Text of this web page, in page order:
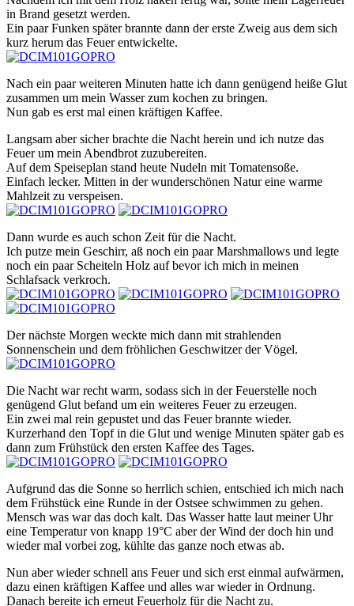
in Brand gesetzt werden.
Ein paar Funken später brannte dann der erste Zweig aus dem sich
kurz herum das Feuer entwickelte.
Nach ein paar weiteren Minuten hatte ich dann genügend heiße Glut
zusammen um mein Wasser zum kochen zu bringen.
Nun gab es erst mal einen kräftigen Kaffee.
Langsam aber sicher brachte die Nacht herein und ich nutze das
Feuer um mein Abendbrot zuzubereiten.
Auf dem Speiseplan stand heute Nudeln mit Tomatensoße.
Einfach lecker. Mitten in der wunderschönen Natur eine warme
Mahlzeit zu verspeisen.
Dann wurde es auch schon Zeit für die Nacht.
Ich putze mein Geschirr, aß noch ein paar Marshmallows und legte
noch ein paar Scheiteln Holz auf bevor ich mich in meinen
Schlafsack verkroch.
Der nächste Morgen weckte mich dann mit strahlenden
Sonnenschein und dem fröhlichen Geschwitzer der Vögel.
Die Nacht war recht warm, sodass sich in der Feuerstelle noch
genügend Glut befand um ein weiteres Feuer zu erzeugen.
Ein zwei mal rein gepustet und das Feuer brannte wieder.
Kurzerhand den Topf in die Glut und wenige Minuten später gab es
dann zum Frühstück den ersten Kaffee des Tages.
Aufgrund das die Sonne so herrlich schien, entschied ich mich nach
dem Frühstück eine Runde in der Ostsee schwimmen zu gehen.
Mensch was war das doch kalt. Das Wasser hatte laut meiner Uhr
eine Temperatur von knapp 19°C aber der Wind der doch hin und
wieder mal vorbei zog, kühlte das ganze noch etwas ab.
Nun aber wieder schnell ans Feuer und sich erst einmal aufwärmen,
dazu einen kräftigen Kaffee und alles war wieder in Ordnung.
Danach bereite ich erneut Feuerholz für die Nacht zu.